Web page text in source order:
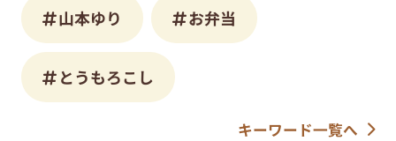
山本ゆり お弁当
とうもろこし
キーワード一覧へ